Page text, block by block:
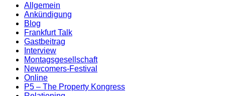
Allgemein
Ankündigung
Blog
Frankfurt Talk
Gastbeitrag
Interview
Montagsgesellschaft
Newcomers-Festival
Online
P5 – The Property Kongress